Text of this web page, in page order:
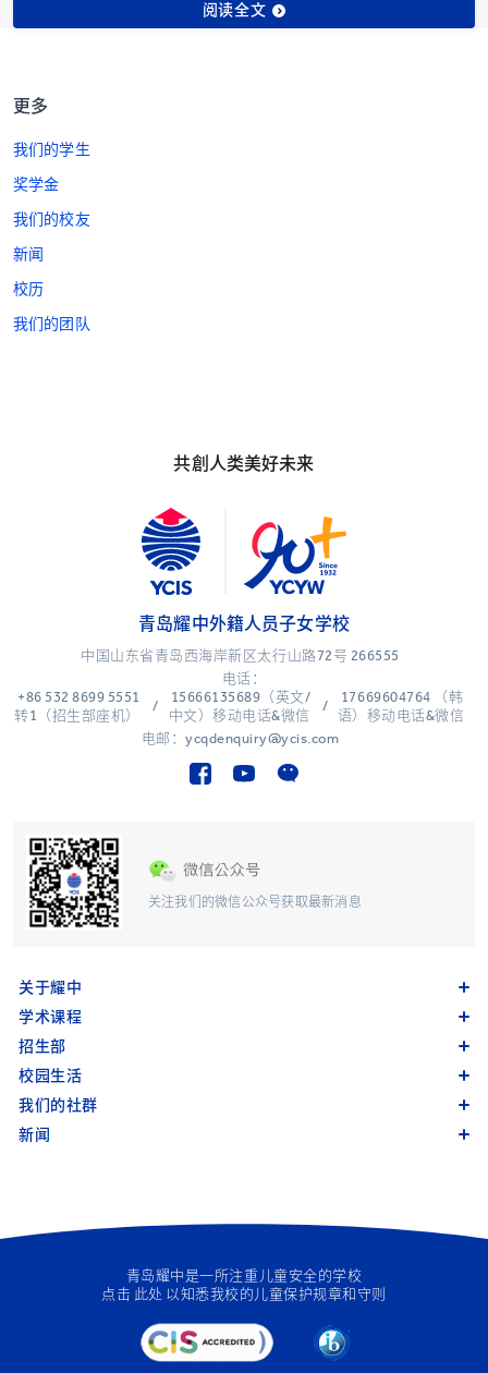
阅读全文
更多
我们的学生
奖学金
我们的校友
新闻
校历
我们的团队
共創人类美好未来
关注我们的微信公众号获取最新消息
青岛耀中外籍人员子女学校
中国山东省青岛西海岸新区太行山路72号 266555
电话：
+86 532 8699 5551
转1（招生部座机）
/
15666135689（英文/
中文）移动电话&微信
/
17669604764 （韩
语）移动电话&微信
电邮：ycqdenquiry@ycis.com
关于耀中
学术课程
招生部
校园生活
我们的社群
新闻
青岛耀中是一所注重儿童安全的学校
点击 此处 以知悉我校的儿童保护规章和守则